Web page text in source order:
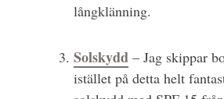
långklänning.
Solskydd – Jag skippar
istället på detta helt